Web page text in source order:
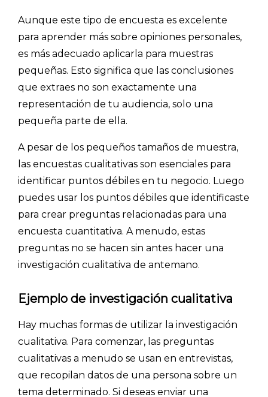
INICIO
CÓMO FUNCIONA
PLANTILLAS
PRECIOS
BLOG
Aunque este tipo de encuesta es excelente
para aprender más sobre opiniones personales,
es más adecuado aplicarla para muestras
pequeñas. Esto significa que las conclusiones
que extraes no son exactamente una
representación de tu audiencia, solo una
pequeña parte de ella.
A pesar de los pequeños tamaños de muestra,
las encuestas cualitativas son esenciales para
identificar puntos débiles en tu negocio. Luego
puedes usar los puntos débiles que identificaste
para crear preguntas relacionadas para una
encuesta cuantitativa. A menudo, estas
preguntas no se hacen sin antes hacer una
investigación cualitativa de antemano.
Ejemplo de investigación cualitativa
Hay muchas formas de utilizar la investigación
cualitativa. Para comenzar, las preguntas
cualitativas a menudo se usan en entrevistas,
que recopilan datos de una persona sobre un
tema determinado. Si deseas enviar una